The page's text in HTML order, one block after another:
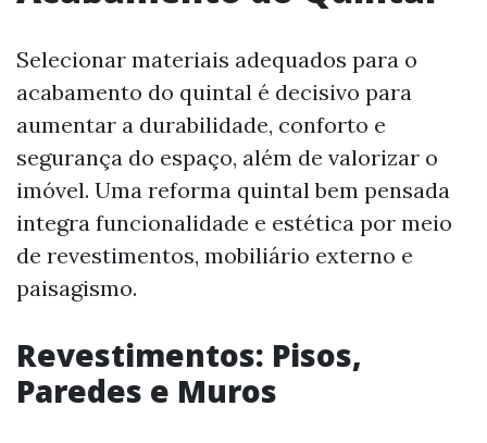
Selecionar materiais adequados para o
acabamento do quintal é decisivo para
aumentar a durabilidade, conforto e
segurança do espaço, além de valorizar o
imóvel. Uma reforma quintal bem pensada
integra funcionalidade e estética por meio
de revestimentos, mobiliário externo e
paisagismo.
Revestimentos: Pisos,
Paredes e Muros